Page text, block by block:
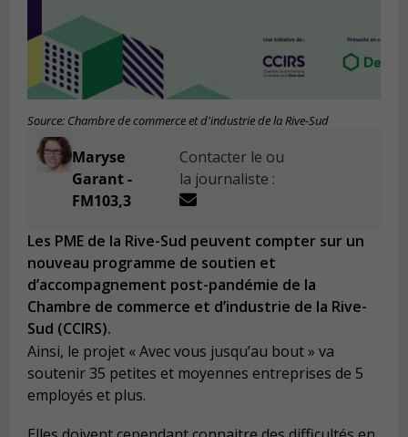
Source: Chambre de commerce et d'industrie de la Rive-Sud
Maryse
Garant -
FM103,3
Contacter le ou
la journaliste :
Les PME de la Rive-Sud peuvent compter sur un
nouveau programme de soutien et
d’accompagnement post-pandémie de la
Chambre de commerce et d’industrie de la Rive-
Sud (CCIRS).
Ainsi, le projet « Avec vous jusqu’au bout » va
soutenir 35 petites et moyennes entreprises de 5
employés et plus.